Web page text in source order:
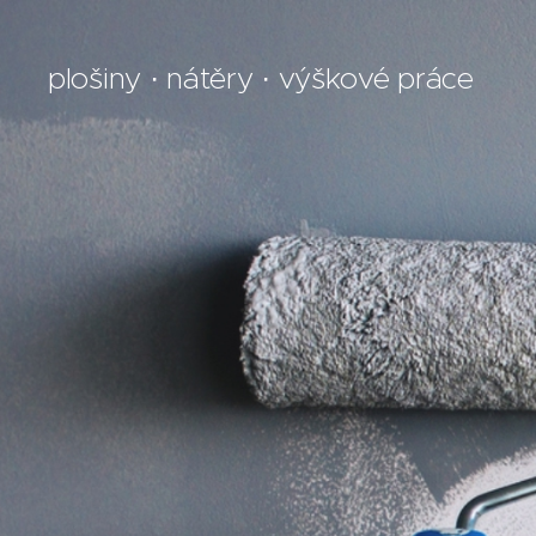
plošiny · nátěry · výškové práce